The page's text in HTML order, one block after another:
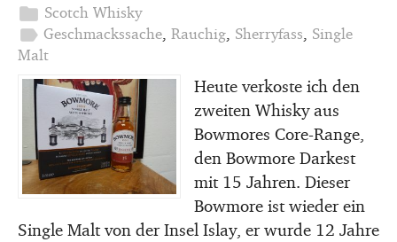
folder Scotch Whisky
label Geschmackssache, Rauchig, Sherryfass, Single
Malt
Heute verkoste ich den
zweiten Whisky aus
Bowmores Core-Range,
den Bowmore Darkest
mit 15 Jahren. Dieser
Bowmore ist wieder ein
Single Malt von der Insel Islay, er wurde 12 Jahre